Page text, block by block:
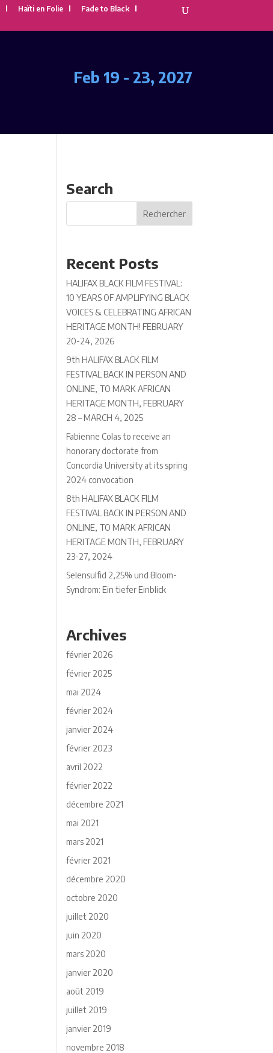
Haïti en Folie Fade to Black
Feb 19 - 23, 2027
Search
Recent Posts
HALIFAX BLACK FILM FESTIVAL:
10 YEARS OF AMPLIFYING BLACK
VOICES & CELEBRATING AFRICAN
HERITAGE MONTH! FEBRUARY
20-24, 2026
9th HALIFAX BLACK FILM
FESTIVAL BACK IN PERSON AND
ONLINE, TO MARK AFRICAN
HERITAGE MONTH, FEBRUARY
28 – MARCH 4, 2025
Fabienne Colas to receive an
honorary doctorate from
Concordia University at its spring
2024 convocation
8th HALIFAX BLACK FILM
FESTIVAL BACK IN PERSON AND
ONLINE, TO MARK AFRICAN
HERITAGE MONTH, FEBRUARY
23-27, 2024
Selensulfid 2,25% und Bloom-
Syndrom: Ein tiefer Einblick
Archives
février 2026
février 2025
mai 2024
février 2024
janvier 2024
février 2023
avril 2022
février 2022
décembre 2021
mai 2021
mars 2021
février 2021
décembre 2020
octobre 2020
juillet 2020
juin 2020
mars 2020
janvier 2020
août 2019
juillet 2019
janvier 2019
novembre 2018